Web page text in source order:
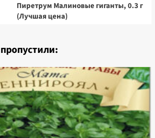
Пиретрум Малиновые гиганты, 0.3 г
(Лучшая цена)